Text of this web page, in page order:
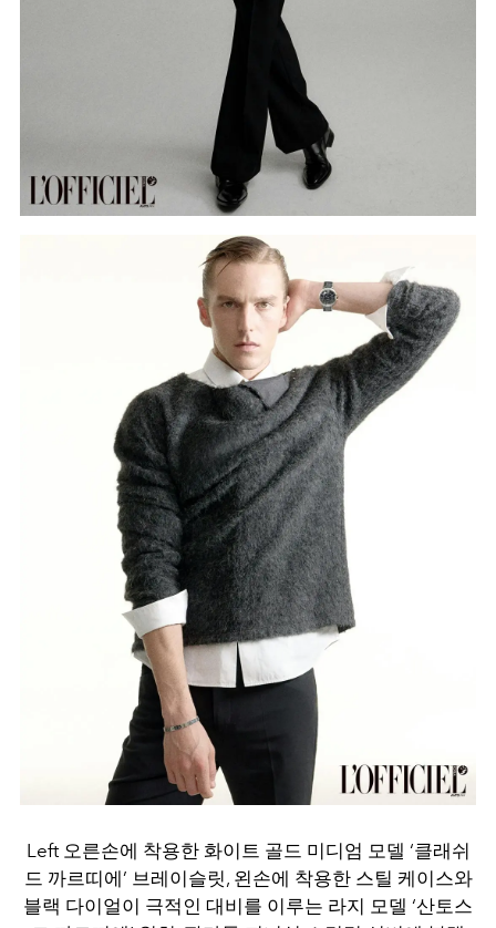
Left 오른손에 착용한 화이트 골드 미디엄 모델 ‘클래쉬
드 까르띠에’ 브레이슬릿, 왼손에 착용한 스틸 케이스와
블랙 다이얼이 극적인 대비를 이루는 라지 모델 ‘산토스